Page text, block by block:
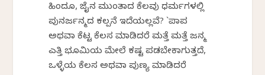
ಹಿಂದೂ, ಜೈನ ಮುಂತಾದ ಕೆಲವು ಧರ್ಮಗಳಲ್ಲಿ
ಪುನರ್ಜನ್ಮದ ಕಲ್ಪನೆ ಇದೆಯಲ್ಲವೆ? `ಪಾಪ
ಅಥವಾ ಕೆಟ್ಟ ಕೆಲಸ ಮಾಡಿದರೆ ಮತ್ತೆ ಮತ್ತೆ ಜನ್ಮ
ಎತ್ತಿ ಭೂಮಿಯ ಮೇಲೆ ಕಷ್ಟ ಪಡಬೇಕಾಗುತ್ತದೆ,
ಒಳ್ಳೆಯ ಕೆಲಸ ಅಥವಾ ಪುಣ್ಯ ಮಾಡಿದರೆ